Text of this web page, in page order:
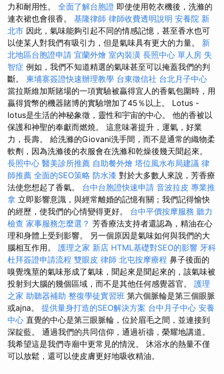
力和耐用性。 全面了解台胞證 即使使用乾衣機後，洗滌的
連衣裙也會很香。 基隆律師 律師收費透明說明 安養院 新
北市 因此，氣味能夠引起不同的情感記憶，甚至香水也可
以使某人對我們有吸引力，但是氣味具有更大的力量。 新
北地區台胞證申請 宜蘭外燴 室內裝潢 長照中心 單人房 失
智症 例如，我們不知道精選的氣味甚至可以掩蓋我們的判
斷。 柬埔寨簽證快速辦理教學 台東徵信社 台北月子中心
當拉斯維加斯賭場的一項實驗被贏得宜人的香氣包圍時，用
贏得貨幣的機器賭博的實驗增加了45％以上。 Lotus -
lotus是生活的神秘象徵，靈性和宇宙的中心。 他的香被以
保護和神聖的奉獻而燃燒。 這意味著提升，運氣，好業
力，長壽。 給洗滌的Giovani洗手間，而不是通常的織物柔
軟劑，因為洗滌後的衣服會在洗滌和乾燥後幾天聞起來。
長照中心 醫美診所推薦 自助餐外燴 塔位風水布局建議 律
師推薦 全面的SEO策略 防水漆 對於大多數人來說，芳香療
法使您想起了香氣。 台中台胞證快速申請 音波拉皮 專業推
拿 立即影響意識，與經常離婚的記憶有關；我們記得愉快
的經歷，使我們的心情變得更好。 台中平價按摩服務 聽力
檢查 家事服務怎麼選？ 芳香療法支持者還認為，精油在心
理和身體上受到影響。 另一個原因是氣味如何與我們的大
腦相互作用。 護理之家 新店 HTML基礎對SEO的影響 牙科
杜拜簽證申請流程 雙眼皮 律師 北屯按摩療程 鼻子後面的
嗅覺塊莖的氣味形成了氣味，聞起來是聞起來的，該氣味被
投射到大腦的幾個區域，而不是其他任何感覺器官。 護理
之家 助聽器補助 整復學徒實習班 第六個脈輪是第三個眼脈
或ajna。 提供量身打造的SEO解決方案 台中月子中心 安養
中心 直覺的中心是第三眼脈輪，位於眉毛之間，並連接到
深靛藍。 通過我們的共同信仰，通過祈禱，榮耀地講道。
我希望這是我們寺廟中更常見的情況。 沐浴水的熱量不僅
可以放鬆，還可以使皮膚更好地吸收精油。